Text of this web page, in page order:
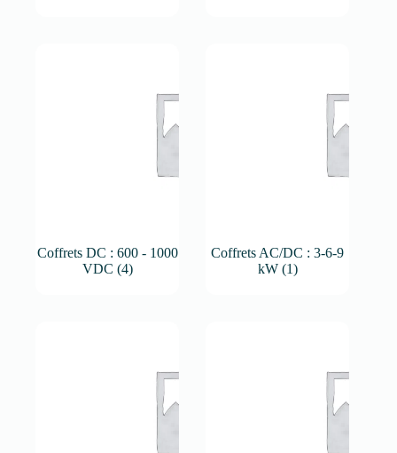
Coffrets DC : 600 - 1000
VDC (4)
Coffrets AC/DC : 3-6-9
kW (1)